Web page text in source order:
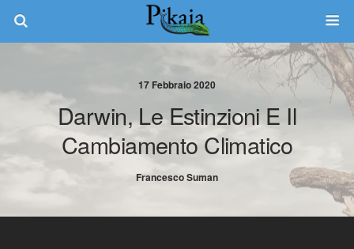
17 Febbraio 2020
Darwin, Le Estinzioni E Il
Cambiamento Climatico
Francesco Suman